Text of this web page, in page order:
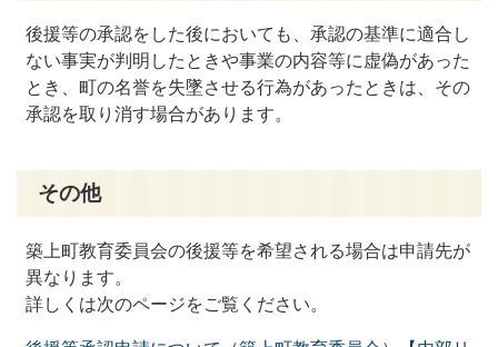
後援等の承認をした後においても、承認の基準に適合し
ない事実が判明したときや事業の内容等に虚偽があった
とき、町の名誉を失墜させる行為があったときは、その
承認を取り消す場合があります。
その他
築上町教育委員会の後援等を希望される場合は申請先が
異なります。
詳しくは次のページをご覧ください。